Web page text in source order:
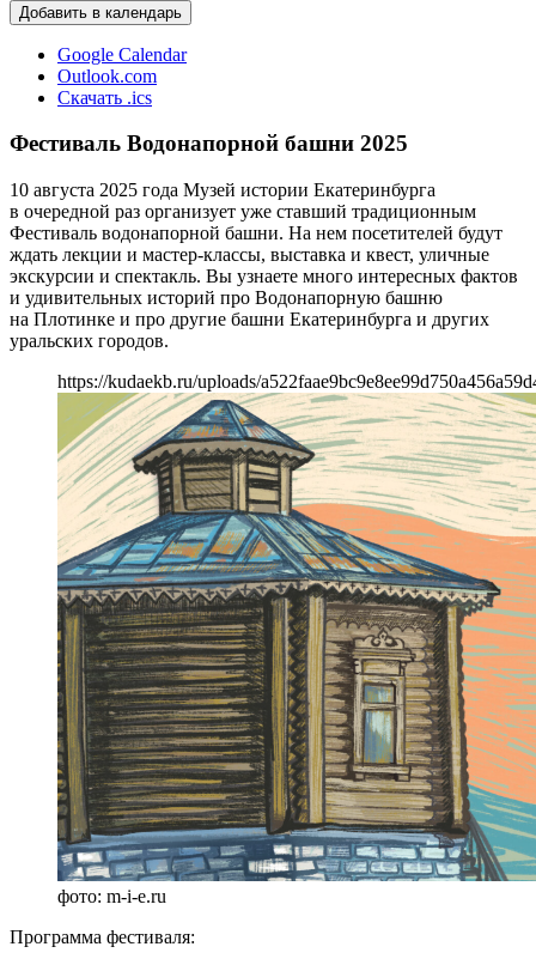
Добавить в календарь
Google Calendar
Outlook.com
Скачать .ics
Фестиваль Водонапорной башни 2025
10 августа 2025 года Музей истории Екатеринбурга
в очередной раз организует уже ставший традиционным
Фестиваль водонапорной башни. На нем посетителей будут
ждать лекции и мастер-классы, выставка и квест, уличные
экскурсии и спектакль. Вы узнаете много интересных фактов
и удивительных историй про Водонапорную башню
на Плотинке и про другие башни Екатеринбурга и других
уральских городов.
https://kudaekb.ru/uploads/
фото: m-i-e.ru
Программа фестиваля: